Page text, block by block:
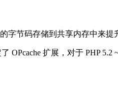
字节码存储到共享内存中来
OPcache 扩展，对于 PHP 5.2